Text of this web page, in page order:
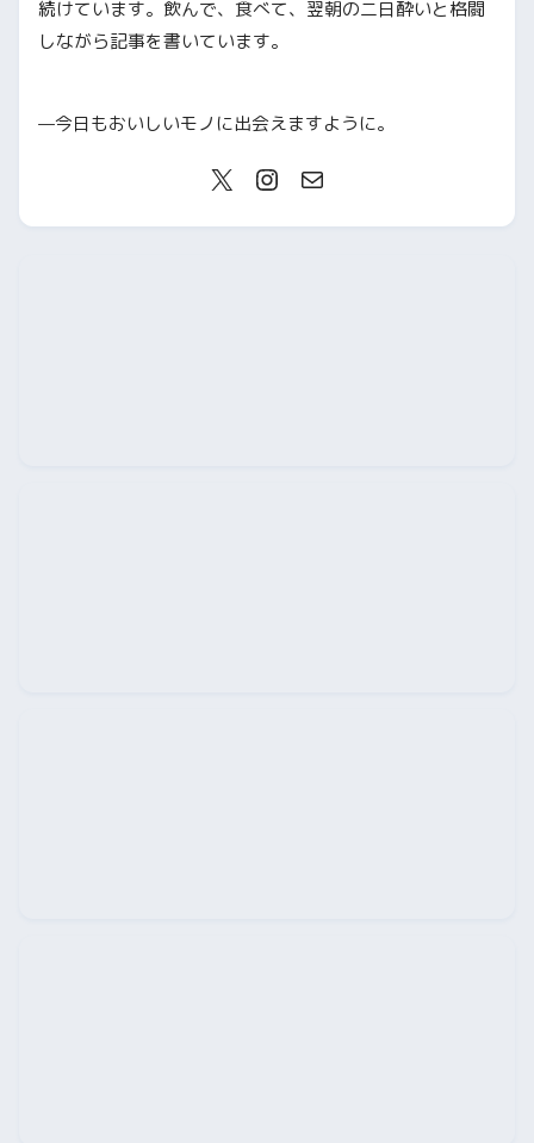
続けています。飲んで、食べて、翌朝の二日酔いと格闘
しながら記事を書いています。
—今日もおいしいモノに出会えますように。